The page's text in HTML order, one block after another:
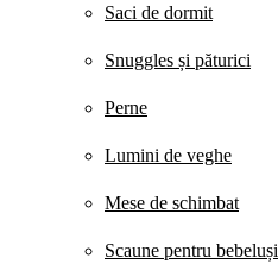
Saci de dormit
Snuggles și păturici
Perne
Lumini de veghe
Mese de schimbat
Scaune pentru bebeluși